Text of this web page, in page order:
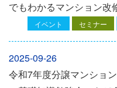
でもわかるマンション改
イベント セミナー
2025-09-26
令和7年度分譲マンショ